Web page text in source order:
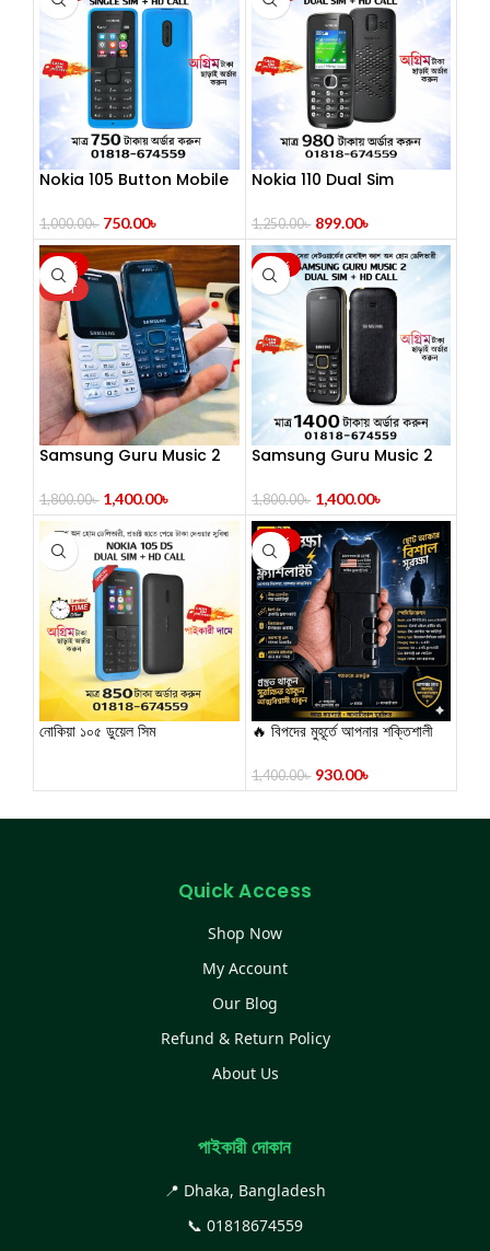
Nokia 105 Button Mobile
1,000.00৳ 750.00৳
Nokia 110 Dual Sim
(Refurbished)
1,250.00৳ 899.00৳
-22%
HOT
Samsung Guru Music 2
1,800.00৳ 1,400.00৳
-22%
Samsung Guru Music 2
1,800.00৳ 1,400.00৳
নোকিয়া ১০৫ ডুয়েল সিম
-34%
🔥 বিপদের মুহূর্তে আপনার শক্তিশালী
Flashlight 928 Type USA
980000K Volt –
Rechargeable
1,400.00৳ 930.00৳
Quick Access
Shop Now
My Account
Our Blog
Refund & Return Policy
About Us
পাইকারী দোকান
📍 Dhaka, Bangladesh
📞 01818674559